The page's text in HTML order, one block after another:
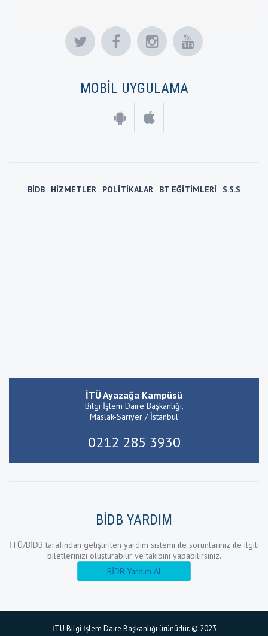
MOBİL UYGULAMA
BİDB HİZMETLER POLİTİKALAR BT EĞİTİMLERİ S.S.S
İTÜ Ayazağa Kampüsü
Bilgi İşlem Daire Başkanlığı,
Maslak-Sarıyer / İstanbul
0212 285 3930
BİDB YARDIM
İTÜ/BİDB tarafından geliştirilen yardım sistemi ile sorunlarınız ile ilgili
biletlerinizi oluşturabilir ve takibini yapabilirsiniz.
BİDB Yardım Al
İTÜ Bilgi İşlem Daire Başkanlığı ürünüdür. © 2023